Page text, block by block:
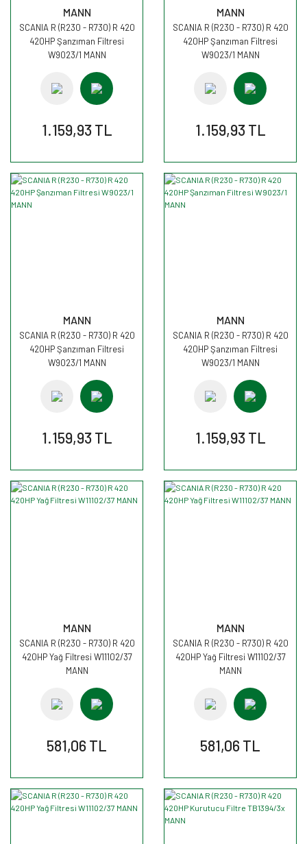
MANN
SCANIA R (R230 - R730) R 420
420HP Şanzıman Filtresi
W9023/1 MANN
1.159,93 TL
MANN
SCANIA R (R230 - R730) R 420
420HP Şanzıman Filtresi
W9023/1 MANN
1.159,93 TL
MANN
SCANIA R (R230 - R730) R 420
420HP Şanzıman Filtresi
W9023/1 MANN
1.159,93 TL
MANN
SCANIA R (R230 - R730) R 420
420HP Şanzıman Filtresi
W9023/1 MANN
1.159,93 TL
MANN
SCANIA R (R230 - R730) R 420
420HP Yağ Filtresi W11102/37
MANN
581,06 TL
MANN
SCANIA R (R230 - R730) R 420
420HP Yağ Filtresi W11102/37
MANN
581,06 TL